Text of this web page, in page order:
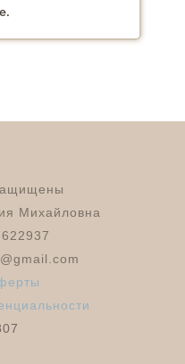
Михайловна